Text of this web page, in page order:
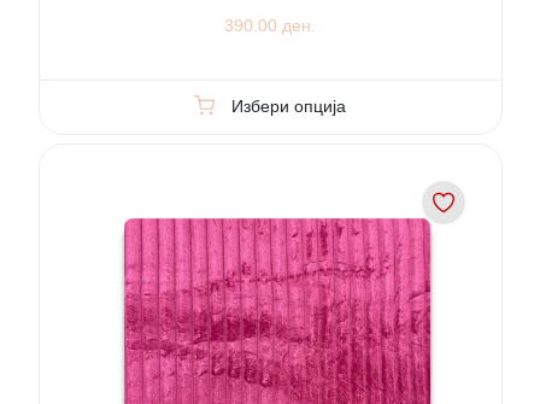
390.00 ден.
Избери опција